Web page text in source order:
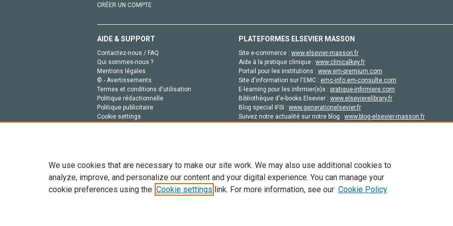
CRÉER UN COMPTE
AIDE & SUPPORT
Contactez-nous / FAQ
Qui sommes-nous ?
Mentions légales
© - Avertissements
Termes et conditions d'utilisation
Politique rédactionnelle
Politique publicitaire
Cookie settings
PLATEFORMES ELSEVIER MASSON
Site e-commerce : www.elsevier-masson.fr
Aide à la pratique clinique : www.clinicalkey.fr
Portail pour les institutions : www.em-premium.com
Site d'information sur l'EMC : emc-info.em-consulte.com
E-learning pour les infirmier(e)s : pratique-infirmiere.com
Bibliothèque d'e-books Elsevier : www.elsevierelibrary.fr
Blog special IFSI : www.generationelsevier.fr
Suivez notre actualité sur notre blog : www.blog-elsevier-masson.fr
Tout le contenu de ce site: Copyright © 2026 Elsevier, ses concédants de licence et ses contributeurs. Tout les droits sont réservés,
de données, a la formation en IA et aux technologies similaires. Pour tout contenu en libre accès, les conditions de licence
We use cookies that are necessary to make our site work. We may also use additional cookies to
analyze, improve, and personalize our content and your digital experience. You can manage your
cookie preferences using the Cookie settings link. For more information, see our Cookie Policy